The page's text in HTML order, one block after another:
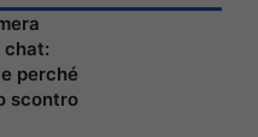
chat:
perché
scontro